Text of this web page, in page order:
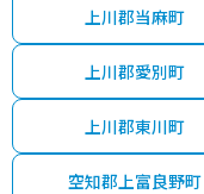
上川郡当麻町
上川郡愛別町
上川郡東川町
空知郡上富良野町